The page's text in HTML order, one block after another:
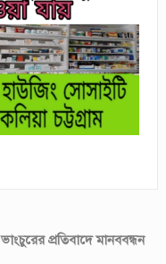
প্রতিবাদে মানববন্ধন